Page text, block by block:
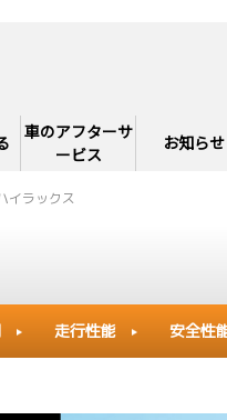
車のアフターサ
ービス
お知らせ
イラックス
走行性能 安全性